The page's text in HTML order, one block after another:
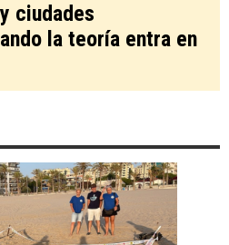
ciudades
la teoría entra en